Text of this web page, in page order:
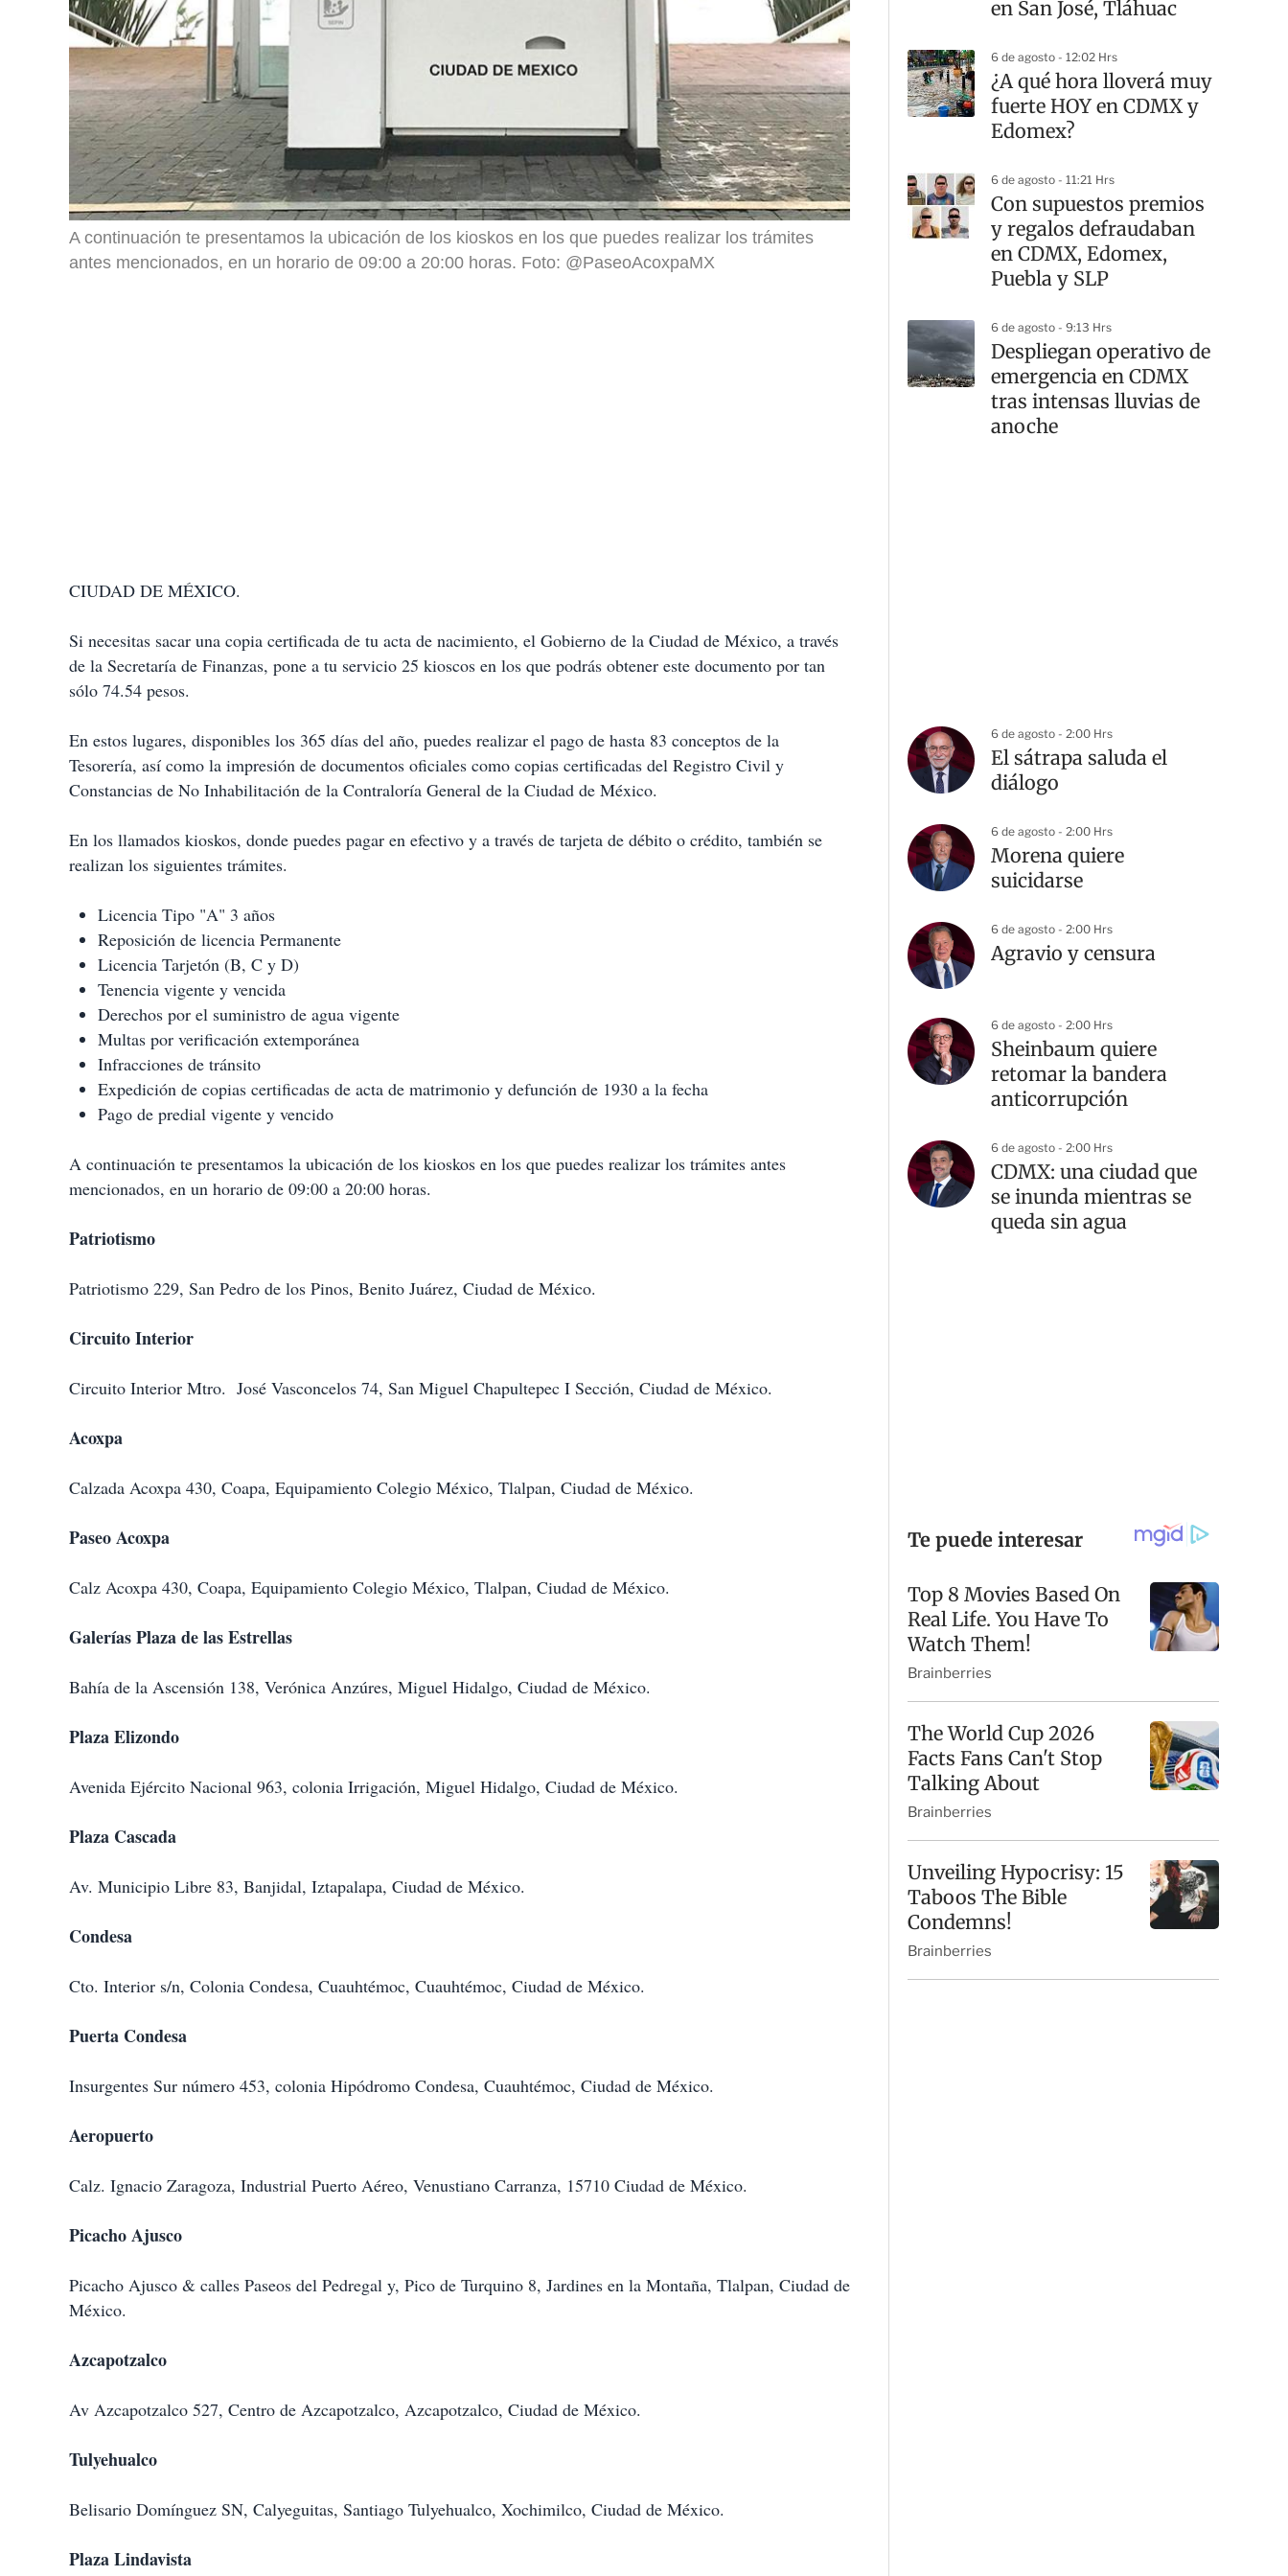
A continuación te presentamos la ubicación de los kioskos en los que puedes realizar los trámites
antes mencionados, en un horario de 09:00 a 20:00 horas. Foto: @PaseoAcoxpaMX
CIUDAD DE MÉXICO.
Si necesitas sacar una copia certificada de tu acta de nacimiento, el Gobierno de la Ciudad de México, a través
de la Secretaría de Finanzas, pone a tu servicio 25 kioscos en los que podrás obtener este documento por tan
sólo 74.54 pesos.
En estos lugares, disponibles los 365 días del año, puedes realizar el pago de hasta 83 conceptos de la
Tesorería, así como la impresión de documentos oficiales como copias certificadas del Registro Civil y
Constancias de No Inhabilitación de la Contraloría General de la Ciudad de México.
En los llamados kioskos, donde puedes pagar en efectivo y a través de tarjeta de débito o crédito, también se
realizan los siguientes trámites.
Licencia Tipo "A" 3 años
Reposición de licencia Permanente
Licencia Tarjetón (B, C y D)
Tenencia vigente y vencida
Derechos por el suministro de agua vigente
Multas por verificación extemporánea
Infracciones de tránsito
Expedición de copias certificadas de acta de matrimonio y defunción de 1930 a la fecha
Pago de predial vigente y vencido
A continuación te presentamos la ubicación de los kioskos en los que puedes realizar los trámites antes
mencionados, en un horario de 09:00 a 20:00 horas.
Patriotismo
Patriotismo 229, San Pedro de los Pinos, Benito Juárez, Ciudad de México.
Circuito Interior
Circuito Interior Mtro. José Vasconcelos 74, San Miguel Chapultepec I Sección, Ciudad de México.
Acoxpa
Calzada Acoxpa 430, Coapa, Equipamiento Colegio México, Tlalpan, Ciudad de México.
Paseo Acoxpa
Calz Acoxpa 430, Coapa, Equipamiento Colegio México, Tlalpan, Ciudad de México.
Galerías Plaza de las Estrellas
Bahía de la Ascensión 138, Verónica Anzúres, Miguel Hidalgo, Ciudad de México.
Plaza Elizondo
Avenida Ejército Nacional 963, colonia Irrigación, Miguel Hidalgo, Ciudad de México.
Plaza Cascada
Av. Municipio Libre 83, Banjidal, Iztapalapa, Ciudad de México.
Condesa
Cto. Interior s/n, Colonia Condesa, Cuauhtémoc, Cuauhtémoc, Ciudad de México.
Puerta Condesa
Insurgentes Sur número 453, colonia Hipódromo Condesa, Cuauhtémoc, Ciudad de México.
Aeropuerto
Calz. Ignacio Zaragoza, Industrial Puerto Aéreo, Venustiano Carranza, 15710 Ciudad de México.
Picacho Ajusco
Picacho Ajusco & calles Paseos del Pedregal y, Pico de Turquino 8, Jardines en la Montaña, Tlalpan, Ciudad de
México.
Azcapotzalco
Av Azcapotzalco 527, Centro de Azcapotzalco, Azcapotzalco, Ciudad de México.
Tulyehualco
Belisario Domínguez SN, Calyeguitas, Santiago Tulyehualco, Xochimilco, Ciudad de México.
Plaza Lindavista
en San José, Tláhuac
6 de agosto - 12:02 Hrs
¿A qué hora lloverá muy
fuerte HOY en CDMX y
Edomex?
6 de agosto - 11:21 Hrs
Con supuestos premios
y regalos defraudaban
en CDMX, Edomex,
Puebla y SLP
6 de agosto - 9:13 Hrs
Despliegan operativo de
emergencia en CDMX
tras intensas lluvias de
anoche
6 de agosto - 2:00 Hrs
El sátrapa saluda el
diálogo
6 de agosto - 2:00 Hrs
Morena quiere
suicidarse
6 de agosto - 2:00 Hrs
Agravio y censura
6 de agosto - 2:00 Hrs
Sheinbaum quiere
retomar la bandera
anticorrupción
6 de agosto - 2:00 Hrs
CDMX: una ciudad que
se inunda mientras se
queda sin agua